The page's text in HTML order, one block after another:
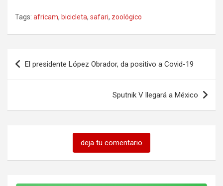
Tags: africam, bicicleta, safari, zoológico
Navegación
de
El presidente López Obrador, da positivo a Covid-19
Sputnik V llegará a México
deja tu comentario